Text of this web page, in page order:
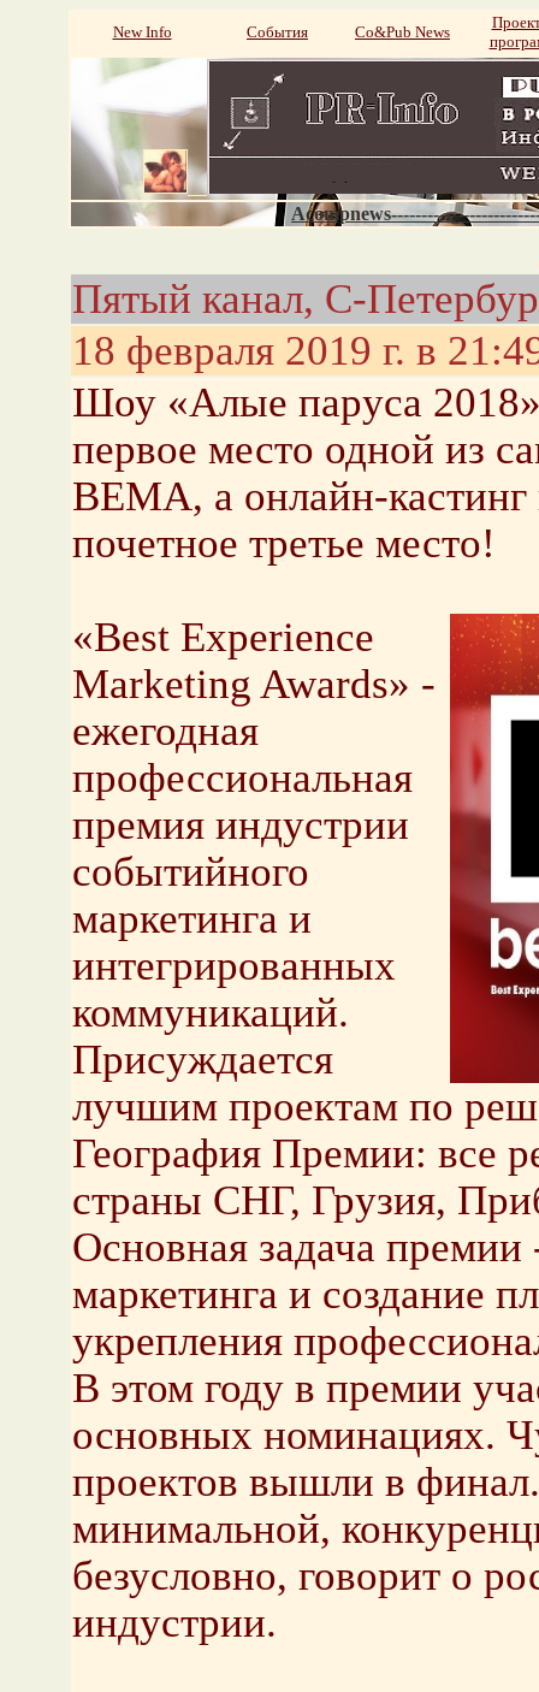
New Info События Со&Pub News
Пятый канал, С-
18 февраля 2019 г. в
Шоу «Алые паруса
первое место одной из
BEMA, а онлайн-
почетное третье место!
«Best Experience
Marketing Awards» -
ежегодная
профессиональная
премия индустрии
событийного
маркетинга и
интегрированных
коммуникаций.
Присуждается
лучшим проектам по
География Премии: все
страны СНГ, Грузия,
Основная задача премии
маркетинга и создание
укрепления
В этом году в премии
основных номинациях.
проектов вышли в
минимальной,
безусловно, говорит о
индустрии.